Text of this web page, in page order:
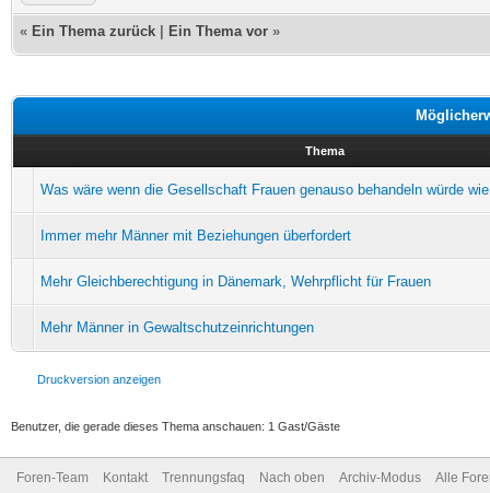
« Ein Thema zurück Ein Thema vor »
Thema
Was wäre wenn die Gesellschaft Frauen genauso behandeln würde
Immer mehr Männer mit Beziehungen überfordert
Mehr Gleichberechtigung in Dänemark, Wehrpflicht für Frauen
Mehr Männer in Gewaltschutzeinrichtungen
Druckversion anzeigen
Benutzer, die gerade dieses Thema anschauen: 1 Gast/Gäste
Foren-Team Kontakt Trennungsfaq Nach oben Archiv-Modus Alle